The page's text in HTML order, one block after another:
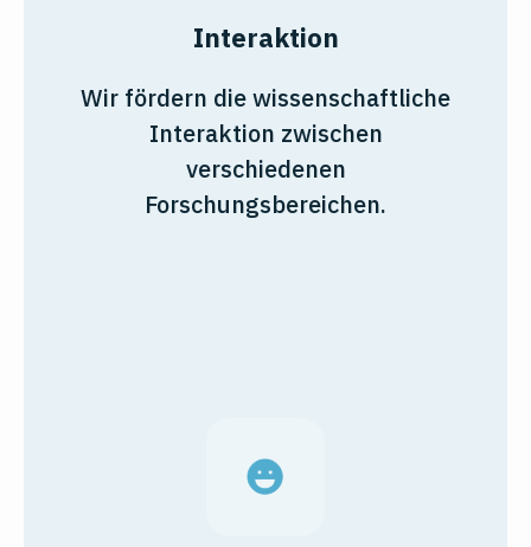
Interaktion
Wir fördern die wissenschaftliche
Interaktion zwischen
verschiedenen
Forschungsbereichen.